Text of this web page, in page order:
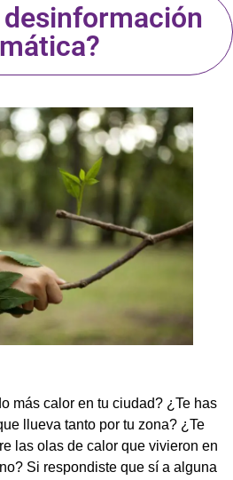
desinformación
más calor en tu ciudad? ¿Te has
llueva tanto por tu zona? ¿Te
las olas de calor que vivieron en
Si respondiste que sí a alguna